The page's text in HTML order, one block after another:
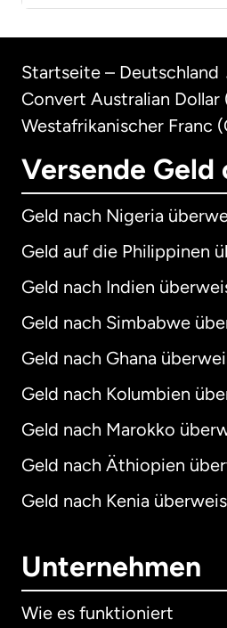
Startseite – Deutschland
Convert Australian
Westafrikanischer Franc
Versende Geld
Geld nach Nigeria
Geld auf die Philippinen
Geld nach Indien
Geld nach Simbabwe
Geld nach Ghana
Geld nach Kolumbien
Geld nach Marokko
Geld nach Äthiopien
Geld nach Kenia
Unternehmen
Wie es funktioniert